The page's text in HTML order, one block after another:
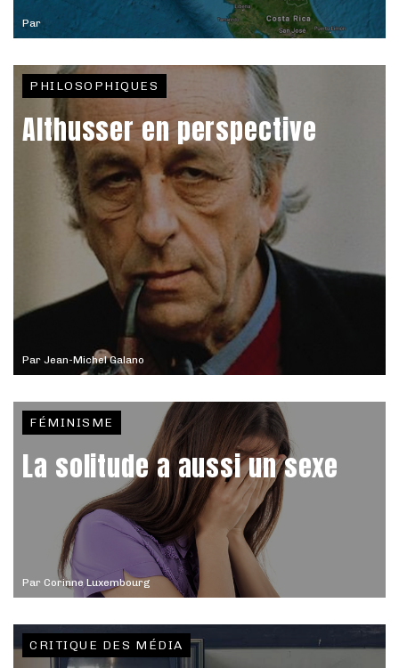
Par
Par Jean-Michel Galano
PHILOSOPHIQUES
Althusser en perspective
Par Corinne Luxembourg
FÉMINISME
La solitude a aussi un sexe
CRITIQUE DES MÉDIA